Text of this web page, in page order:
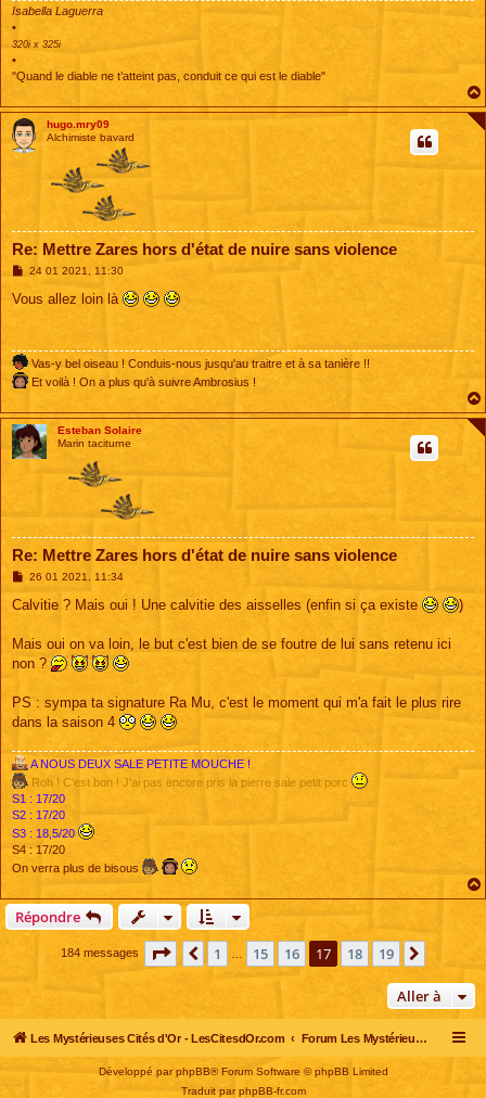
Isabella Laguerra
•
320i x 325i
•
"Quand le diable ne t’atteint pas, conduit ce qui est le diable"
hugo.mry09
Alchimiste bavard
Re: Mettre Zares hors d'état de nuire sans violence
M
s
24 01 2021, 11:30
Vous allez loin là
Vas-y bel oiseau ! Conduis-nous jusqu'au traitre et à sa tanière !!
Et voilà ! On a plus qu'à suivre Ambrosius !
Esteban Solaire
Marin taciturne
Re: Mettre Zares hors d'état de nuire sans violence
M
s
g
26 01 2021, 11:34
Calvitie ? Mais oui ! Une calvitie des aisselles (enfin si ça existe )
Mais oui on va loin, le but c'est bien de se foutre de lui sans retenu ici
non ?
PS : sympa ta signature Ra Mu, c'est le moment qui m'a fait le plus rire
dans la saison 4
A NOUS DEUX SALE PETITE MOUCHE !
Roh ! C'est bon ! J'ai pas encore pris la pierre sale petit porc
S1 : 17/20
S2 : 17/20
S3 : 18,5/20
S4 : 17/20
On verra plus de bisous
Répondre
184 messages Page 17 sur 19
Précédente
1 … 15 16 17 18 19
Aller à
Les Mystérieuses Cités d'Or - LesCitesdOr.com Forum Les Mystérieuses Cités d'Or
Développé parphpBB® Forum Software © phpBB Limited
Traduit parphpBB-fr.com